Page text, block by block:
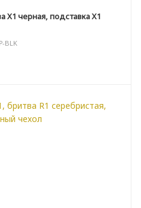
X1 черная, подставка X1
BLK